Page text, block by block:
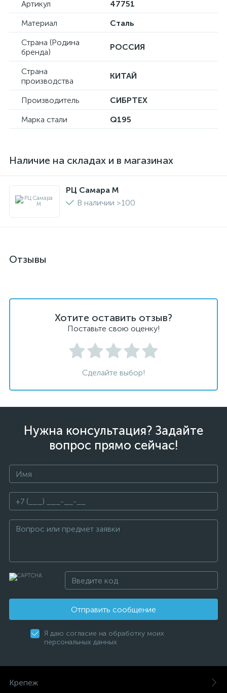
Артикул
47751
Материал
Сталь
Страна (Родина
бренда)
РОССИЯ
Страна
производства
КИТАЙ
Производитель
СИБРТЕХ
Марка стали
Q195
Наличие на складах и в магазинах
РЦ Самара M
В наличии >100
Отзывы
Хотите оставить отзыв?
Поставьте свою оценку!
Сделайте выбор!
Нужна консультация? Задайте
вопрос прямо сейчас!
Отправить сообщение
Я даю согласие на обработку моих
персональных данных
Крепеж